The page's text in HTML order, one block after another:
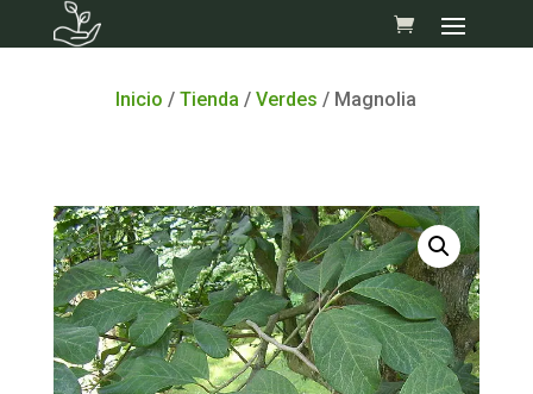
Inicio /Tienda /Verdes / Magnolia